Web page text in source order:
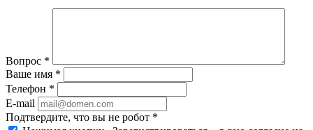
Вопрос *
Ваше имя *
Телефон *
E-mail
Подтвердите, что вы не робот *